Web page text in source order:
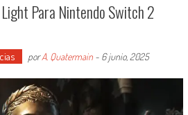
Para Nintendo Switch 2
porA. Quatermain- 6 junio, 2025